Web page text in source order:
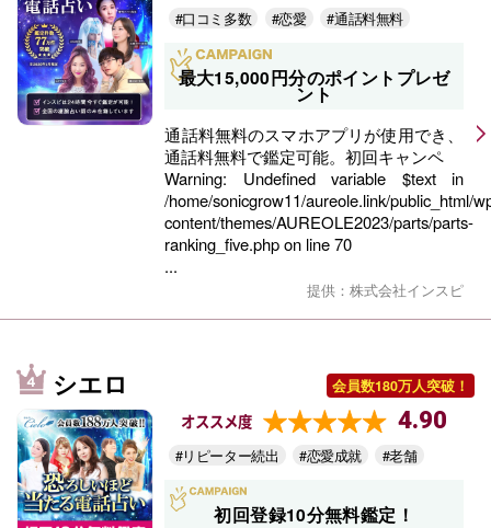
#口コミ多数 #恋愛 #通話料無料
最大15,000円分のポイントプレゼ
ント
通話料無料のスマホアプリが使用でき、
通話料無料で鑑定可能。初回キャンペ
Warning: Undefined variable $text in
/home/sonicgrow11/aureole.link/public_html/
content/themes/AUREOLE2023/parts/parts-
ranking_five.phpon line70
...
提供：株式会社インスピ
シエロ 会員数180万人突破！
オススメ度 4.90
#リピーター続出 #恋愛成就 #老舗
初回登録10分無料鑑定！